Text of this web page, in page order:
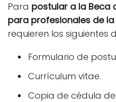
Para postular a la Beca
para profesionales de
requieren los siguientes
Formulario de
Currículum vitae.
Copia de cédula